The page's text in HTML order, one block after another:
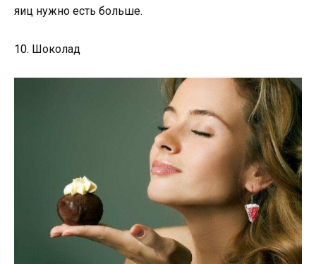
яиц нужно есть больше.
10. Шоколад